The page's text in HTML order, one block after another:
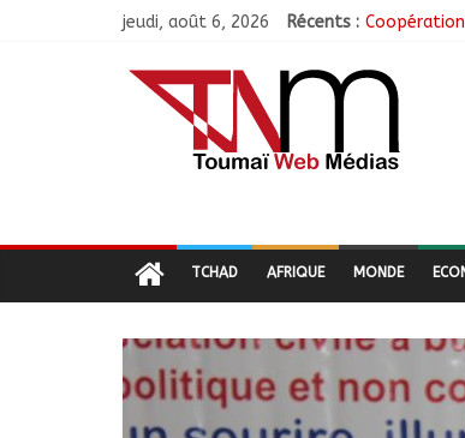
jeudi, août 6, 2026 Récents :
Santé : La
RGPH-3 :
Jeunesse :
TCHAD AFRIQUE MONDE